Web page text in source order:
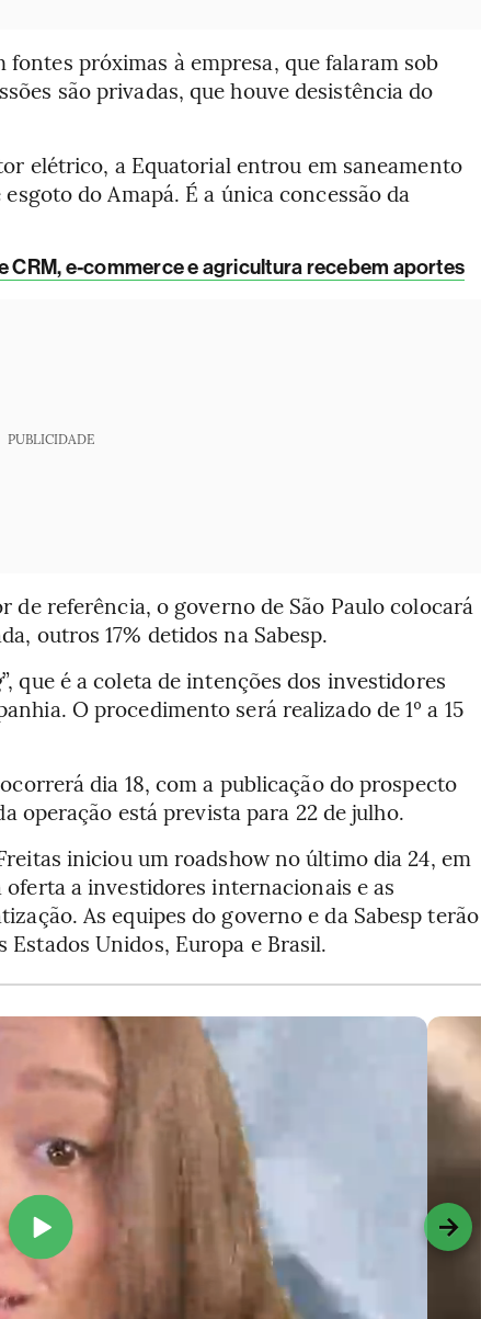
próximas à empresa, que falaram sob
são privadas, que houve desistência do
elétrico, a Equatorial entrou em saneamento
do Amapá. É a única concessão da
CRM, e-commerce e agricultura recebem aportes
PUBLICIDADE
de referência, o governo de São Paulo colocará
outros 17% detidos na Sabesp.
”, que é a coleta de intenções dos investidores
O procedimento será realizado de 1º a 15
dia 18, com a publicação do prospecto
operação está prevista para 22 de julho.
iniciou um roadshow no último dia 24, em
a investidores internacionais e as
As equipes do governo e da Sabesp terão
Unidos, Europa e Brasil.